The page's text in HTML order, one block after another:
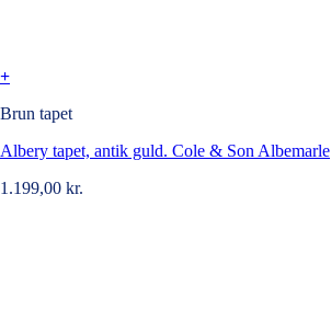
+
Brun tapet
Albery tapet, antik guld. Cole & Son Albemarle
1.199,00 kr.